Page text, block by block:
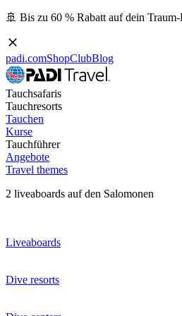
🚢 Bis zu 60 % Rabatt auf dein
padi.comShopClubBlog
Tauchsafaris
Tauchresorts
Tauchen
Kurse
Tauchführer
Angebote
Travel themes
2 liveaboards auf den Salomonen
Liveaboards
Dive resorts